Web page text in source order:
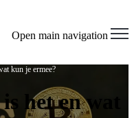
Open main navigation
kun je ermee?
het en wat